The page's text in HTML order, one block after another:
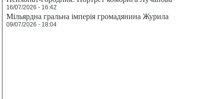
16/07/2026 - 16:42
Мільярдна гральна імперія громадянина Журила
09/07/2026 - 18:04